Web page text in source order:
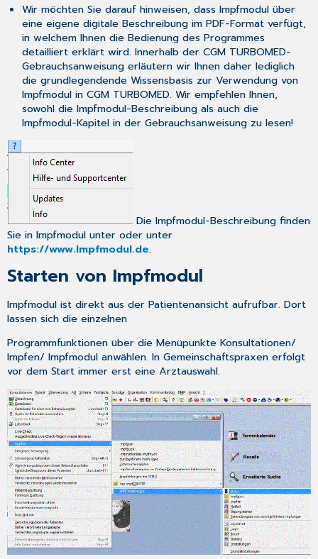
Wir möchten Sie darauf hinweisen, dass Impfmodul über
eine eigene digitale Beschreibung im PDF-Format verfügt,
in welchem Ihnen die Bedienung des Programmes
detailliert erklärt wird. Innerhalb der CGM TURBOMED-
Gebrauchsanweisung erläutern wir Ihnen daher lediglich
die grundlegendende Wissensbasis zur Verwendung von
Impfmodul in CGM TURBOMED. Wir empfehlen Ihnen,
sowohl die Impfmodul-Beschreibung als auch die
Impfmodul-Kapitel in der Gebrauchsanweisung zu lesen!
Die Impfmodul-Beschreibung finden
Sie in Impfmodul unter oder unter
https://www.Impfmodul.de.
Starten von Impfmodul
Impfmodul ist direkt aus der Patientenansicht aufrufbar. Dort
lassen sich die einzelnen
Programmfunktionen über die MenüpunkteKonsultationen/
Impfen/Impfmodul anwählen. In Gemeinschaftspraxen erfolgt
vor dem Start immer erst eine Arztauswahl.